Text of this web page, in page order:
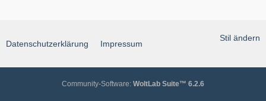
Stil ändern
Datenschutzerklärung Impressum
Community-Software: WoltLab Suite™ 6.2.6